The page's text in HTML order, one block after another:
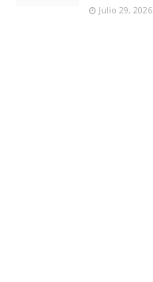
Julio 29, 2026